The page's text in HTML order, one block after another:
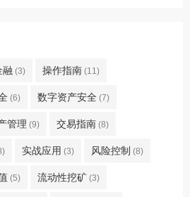
融 (3) 操作指南 (11)
(6) 数字资产安全 (7)
管理 (9) 交易指南 (8)
实战应用 (3) 风险控制 (8)
(5) 流动性挖矿 (3)